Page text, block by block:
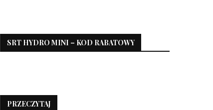
SRT HYDRO MINI – KOD RABATOWY
PRZECZYTAJ